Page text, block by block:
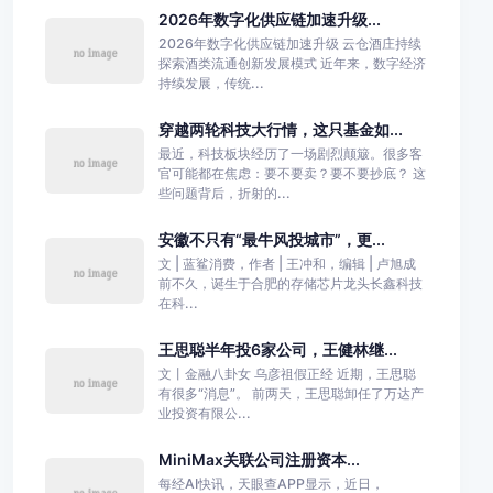
2026年数字化供应链加速升级...
2026年数字化供应链加速升级 云仓酒庄持续
探索酒类流通创新发展模式 近年来，数字经济
持续发展，传统...
穿越两轮科技大行情，这只基金如...
最近，科技板块经历了一场剧烈颠簸。很多客
官可能都在焦虑：要不要卖？要不要抄底？ 这
些问题背后，折射的...
安徽不只有“最牛风投城市”，更...
文 | 蓝鲨消费，作者 | 王冲和，编辑 | 卢旭成
前不久，诞生于合肥的存储芯片龙头长鑫科技
在科...
王思聪半年投6家公司，王健林继...
文丨金融八卦女 乌彦祖假正经 近期，王思聪
有很多“消息”。 前两天，王思聪卸任了万达产
业投资有限公...
MiniMax关联公司注册资本...
每经AI快讯，天眼查APP显示，近日，